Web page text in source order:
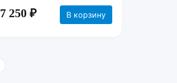
7 250 ₽ В корзину